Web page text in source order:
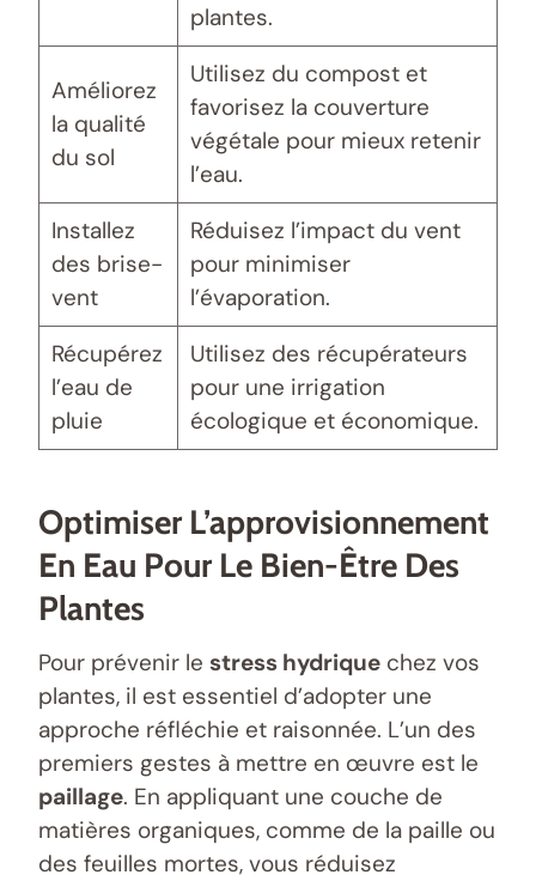
plantes.
Améliorez
la qualité
du sol
Utilisez du compost et
favorisez la couverture
végétale pour mieux retenir
l’eau.
Installez
des brise-
vent
Réduisez l’impact du vent
pour minimiser
l’évaporation.
Récupérez
l’eau de
pluie
Utilisez des récupérateurs
pour une irrigation
écologique et économique.
Optimiser L’approvisionnement
En Eau Pour Le Bien-Être Des
Plantes
Pour prévenir le stress hydrique chez vos
plantes, il est essentiel d’adopter une
approche réfléchie et raisonnée. L’un des
premiers gestes à mettre en œuvre est le
paillage. En appliquant une couche de
matières organiques, comme de la paille ou
des feuilles mortes, vous réduisez